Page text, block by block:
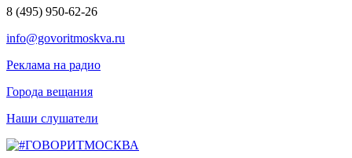
8 (495) 950-62-26
info@govoritmoskva.ru
Реклама на радио
Города вещания
Наши слушатели